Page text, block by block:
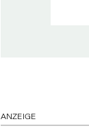
ANZEIGE